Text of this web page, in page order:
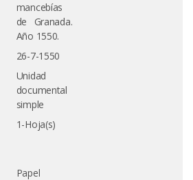
mancebías
de Granada.
Año 1550.
26-7-1550
Unidad
documental
simple
1-Hoja(s)
Papel